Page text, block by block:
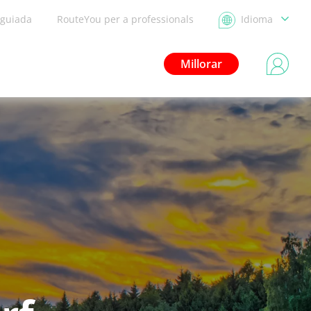
RouteYou per a professionals Idioma
Millorar